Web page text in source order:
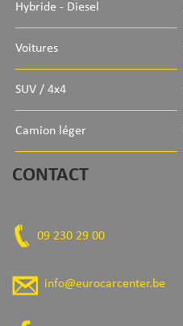
Hybride - Diesel
Voitures
SUV / 4x4
Camion léger
CONTACT
09 230 29 00
info@eurocarcenter.be